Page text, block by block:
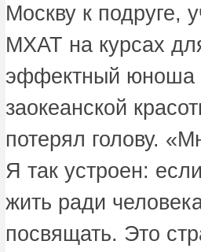
Москву к подруге,
МХАТ на курсах
эффектный юноша
заокеанской
потерял голову.
Я так устроен:
жить ради
посвящать. Это